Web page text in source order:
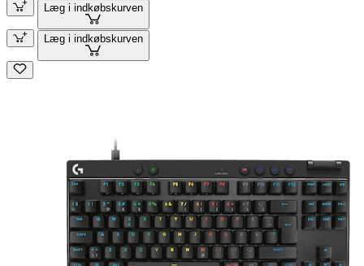
Læg i indkøbskurven
Læg i indkøbskurven